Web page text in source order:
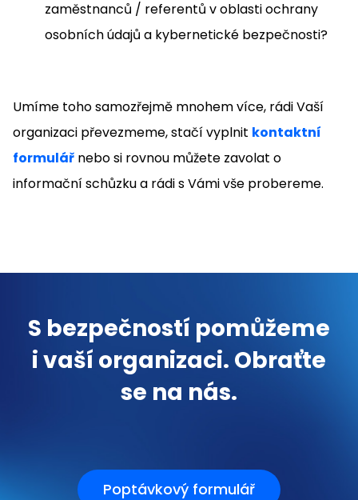
zaměstnanců / referentů v oblasti ochrany
osobních údajů a kybernetické bezpečnosti?
Umíme toho samozřejmě mnohem více, rádi Vaší
organizaci převezmeme, stačí vyplnit kontaktní
formulář nebo si rovnou můžete zavolat o
informační schůzku a rádi s Vámi vše probereme.
S bezpečností pomůžeme
i vaší organizaci. Obraťte
se na nás.
Poptávkový formulář